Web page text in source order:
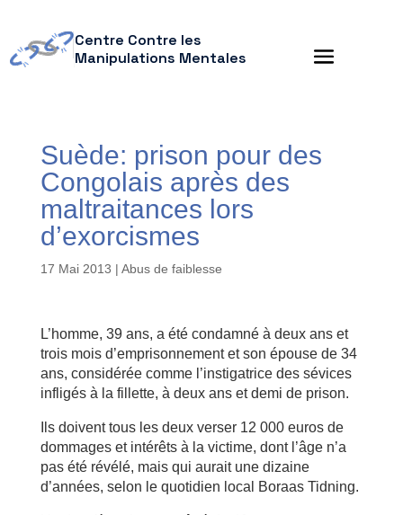
Centre Contre les
Manipulations Mentales
Suède: prison pour des
Congolais après des
maltraitances lors
d’exorcismes
17 Mai 2013 | Abus de faiblesse
L’homme, 39 ans, a été condamné à deux ans et
trois mois d’emprisonnement et son épouse de 34
ans, considérée comme l’instigatrice des sévices
infligés à la fillette, à deux ans et demi de prison.
Ils doivent tous les deux verser 12 000 euros de
dommages et intérêts à la victime, dont l’âge n’a
pas été révélé, mais qui aurait une dizaine
d’années, selon le quotidien local Boraas Tidning.